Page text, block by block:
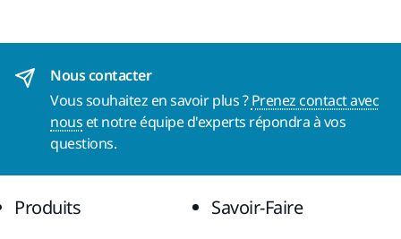
Nous contacter
Vous souhaitez en savoir plus ?Prenez contact avec
nous et notre équipe d'experts répondra à vos
questions.
Produits Savoir-Faire